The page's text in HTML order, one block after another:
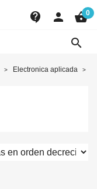
contact_support person shopping_basket0

Electronica aplicada